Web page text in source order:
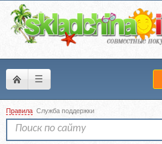
☰
Правила Служба поддержки